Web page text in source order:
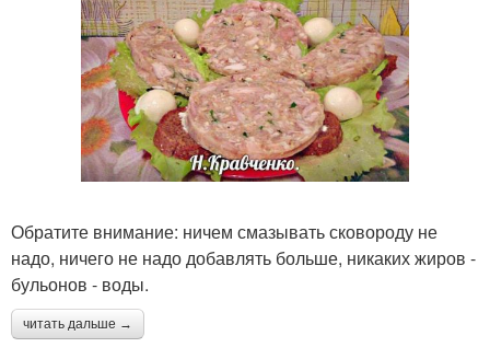
Обратите внимание: ничем смазывать сковороду не
надо, ничего не надо добавлять больше, никаких жиров -
бульонов - воды.
читать дальше →